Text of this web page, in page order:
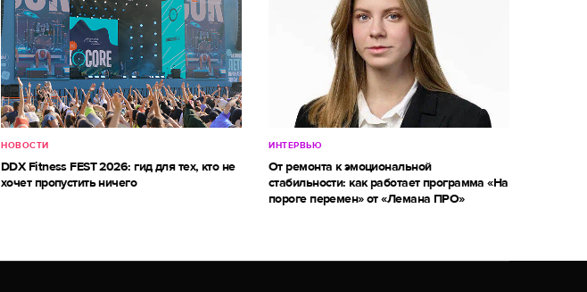
НОВОСТИ
DDX Fitness FEST 2026: гид для тех, кто не
хочет пропустить ничего
ИНТЕРВЬЮ
От ремонта к эмоциональной
стабильности: как работает программа «На
пороге перемен» от «Лемана ПРО»